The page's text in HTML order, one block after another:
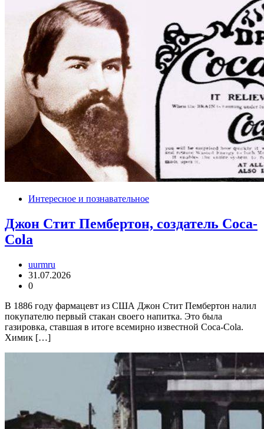
Интересное и познавательное
Джон Стит Пембертон, создатель Coca-
Cola
uurmru
31.07.2026
0
В 1886 году фармацевт из США Джон Стит Пембертон налил
покупателю первый стакан своего напитка. Это была
газировка, ставшая в итоге всемирно известной Coca-Cola.
Химик […]